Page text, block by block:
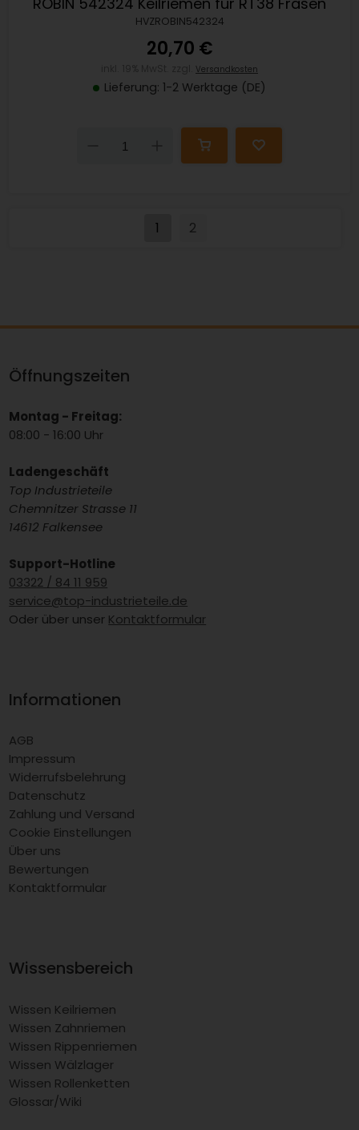
HVZROBIN542324
20,70 €
Versandkosten
Lieferung: 1-2 Werktage (DE)
Down
1 2
Öffnungszeiten
Montag - Freitag:
08:00 - 16:00 Uhr
Ladengeschäft
Top Industrieteile
Chemnitzer Strasse 11
14612 Falkensee
Support-Hotline
03322 / 84 11 959
service@top-industrieteile.de
Oder über unser Kontaktformular
Informationen
AGB
Impressum
Widerrufsbelehrung
Datenschutz
Zahlung und Versand
Cookie Einstellungen
Über uns
Bewertungen
Kontaktformular
Wissensbereich
Wissen Keilriemen
Wissen Zahnriemen
Wissen Rippenriemen
Wissen Wälzlager
Wissen Rollenketten
Glossar/Wiki